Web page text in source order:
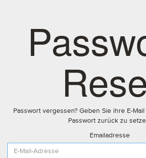
Passwort vergessen? Geben Sie ihre E-
Passwort zurück zu
Emailadresse